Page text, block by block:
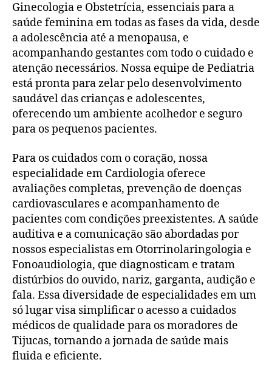
Ginecologia e Obstetrícia, essenciais para a
saúde feminina em todas as fases da vida, desde
a adolescência até a menopausa, e
acompanhando gestantes com todo o cuidado e
atenção necessários. Nossa equipe de Pediatria
está pronta para zelar pelo desenvolvimento
saudável das crianças e adolescentes,
oferecendo um ambiente acolhedor e seguro
para os pequenos pacientes.
Para os cuidados com o coração, nossa
especialidade em Cardiologia oferece
avaliações completas, prevenção de doenças
cardiovasculares e acompanhamento de
pacientes com condições preexistentes. A saúde
auditiva e a comunicação são abordadas por
nossos especialistas em Otorrinolaringologia e
Fonoaudiologia, que diagnosticam e tratam
distúrbios do ouvido, nariz, garganta, audição e
fala. Essa diversidade de especialidades em um
só lugar visa simplificar o acesso a cuidados
médicos de qualidade para os moradores de
Tijucas, tornando a jornada de saúde mais
fluida e eficiente.